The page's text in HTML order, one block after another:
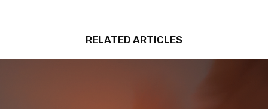
RELATED ARTICLES